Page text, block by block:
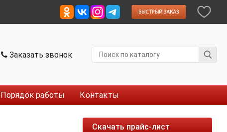
Заказать звонок
Порядок работы Контакты
Скачать прайс-лист